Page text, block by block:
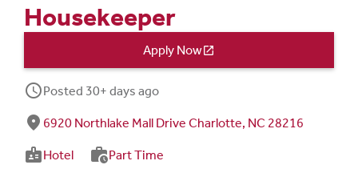
Housekeeper
Apply Now
schedulePosted 30+ days ago
fmd_good 6920 Northlake Mall Drive Charlotte, NC 28216
badgeHotel work_historyPart Time